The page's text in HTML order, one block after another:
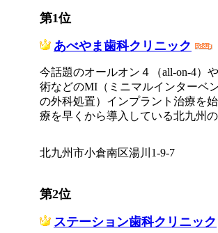
第1位
あべやま歯科クリニック
今話題のオールオン４（all-on-4）
術などのMI（ミニマルインターベ
の外科処置）インプラント治療を
療を早くから導入している北九州
北九州市小倉南区湯川1-9-7
第2位
ステーション歯科クリニック